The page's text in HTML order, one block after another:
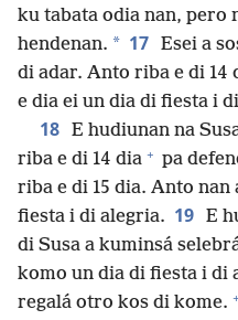
ku tabata odia nan, pero
hendenan. * 17 Esei a
di adar. Anto riba e di 14
e dia ei un dia di fiesta i
18 E hudiunan na
riba e di 14 dia + pa
riba e di 15 dia. Anto nan
fiesta i di alegria. 19 E
di Susa a kuminsá
komo un dia di fiesta i di
regalá otro kos di kome. +